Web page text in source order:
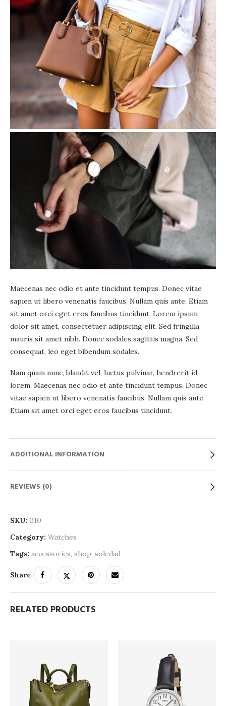
Maecenas nec odio et ante tincidunt tempus. Donec vitae
sapien ut libero venenatis faucibus. Nullam quis ante. Etiam
sit amet orci eget eros faucibus tincidunt. Lorem ipsum
dolor sit amet, consectetuer adipiscing elit. Sed fringilla
mauris sit amet nibh. Donec sodales sagittis magna. Sed
consequat, leo eget bibendum sodales.
Nam quam nunc, blandit vel, luctus pulvinar, hendrerit id,
lorem. Maecenas nec odio et ante tincidunt tempus. Donec
vitae sapien ut libero venenatis faucibus. Nullam quis ante.
Etiam sit amet orci eget eros faucibus tincidunt.
ADDITIONAL INFORMATION
REVIEWS (0)
SKU: 010
Category: Watches
Tags: accessories, shop, soledad
Share
RELATED PRODUCTS